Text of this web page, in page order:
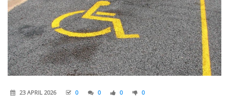
23 APRIL 2026 0 0 0 0